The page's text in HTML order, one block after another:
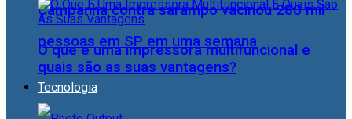
Campanha contra sarampo vacinou 280 mil
pessoas em SP em uma semana
Tecnologia
O que é uma impressora multifuncional e
quais são as suas vantagens?